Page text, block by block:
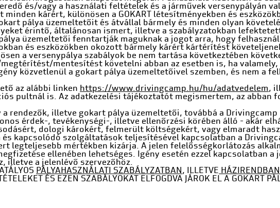
és/vagy a használati feltételek és a járművek versenypályán
minden kárért, különösen a GOKART létesítményekben és
pálya üzemeltetőit és átvállal bármely és minden olyan
érintő, általánosan ismert, illetve a szabályzatokban
üzemeltetői fenntartják maguknak a jogot arra, hogy
és eszközökben okozott bármely kárért kártérítést
a versenypálya szabályok be nem tartása következtében
mentesítést követelni abban az esetben is, ha valamely,
közvetlenül a gokart pálya üzemeltetőivel szemben, és nem a
az alábbi linken https://www.drivingcamp.hu/hu/adatvedelem,
pultnál is. Az adatkezelési tájékoztatót megismertem, az abban
rendezők, illetve gokart pálya üzemeltetői, továbbá a
érdek-, tevékenységi-, illetve ellenőrzési körében álló - akár
dologi károkért, felmerült költségekért, vagy elmaradt
és kapcsolódó szolgáltatások teljesítésével kapcsolatban a
legteljesebb mértékben kizárja. A jelen felelősségkorlátozás
ellenében lehetséges. Igény esetén ezzel kapcsolatban
illetve a jelenlévő szervezőhöz.
PÁLYAHASZNÁLATI SZABÁLYZATBAN , ILLETVE HÁZIRENDBAN
ÉS EZEN SZABÁLYOKAT ELFOGDVA JÁROK EL A GOKART